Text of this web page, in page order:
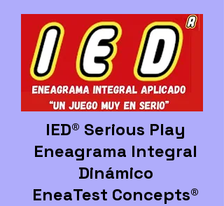
IED® Serious Play
Eneagrama Integral
Dinámico
EneaTest Concepts®